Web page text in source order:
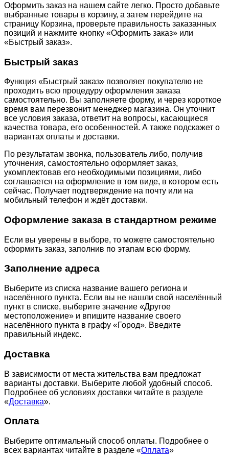
Оформить заказ на нашем сайте легко. Просто добавьте
выбранные товары в корзину, а затем перейдите на
страницу Корзина, проверьте правильность заказанных
позиций и нажмите кнопку «Оформить заказ» или
«Быстрый заказ».
Быстрый заказ
Функция «Быстрый заказ» позволяет покупателю не
проходить всю процедуру оформления заказа
самостоятельно. Вы заполняете форму, и через короткое
время вам перезвонит менеджер магазина. Он уточнит
все условия заказа, ответит на вопросы, касающиеся
качества товара, его особенностей. А также подскажет о
вариантах оплаты и доставки.
По результатам звонка, пользователь либо, получив
уточнения, самостоятельно оформляет заказ,
укомплектовав его необходимыми позициями, либо
соглашается на оформление в том виде, в котором есть
сейчас. Получает подтверждение на почту или на
мобильный телефон и ждёт доставки.
Оформление заказа в стандартном режиме
Если вы уверены в выборе, то можете самостоятельно
оформить заказ, заполнив по этапам всю форму.
Заполнение адреса
Выберите из списка название вашего региона и
населённого пункта. Если вы не нашли свой населённый
пункт в списке, выберите значение «Другое
местоположение» и впишите название своего
населённого пункта в графу «Город». Введите
правильный индекс.
Доставка
В зависимости от места жительства вам предложат
варианты доставки. Выберите любой удобный способ.
Подробнее об условиях доставки читайте в разделе
«Доставка».
Оплата
Выберите оптимальный способ оплаты. Подробнее о
всех вариантах читайте в разделе «Оплата»